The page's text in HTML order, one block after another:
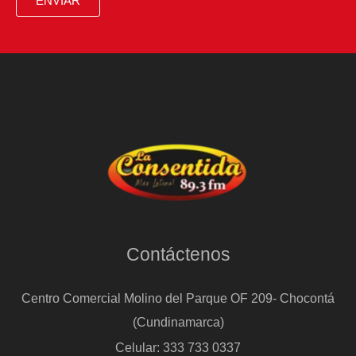
100%
Contáctenos
Centro Comercial Molino del Parque OF 209- Chocontá
(Cundinamarca)
Celular: 333 733 0337